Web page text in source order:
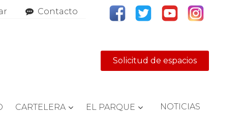
Contacto
Solicitud de espacios
CARTELERA EL PARQUE NOTICIAS